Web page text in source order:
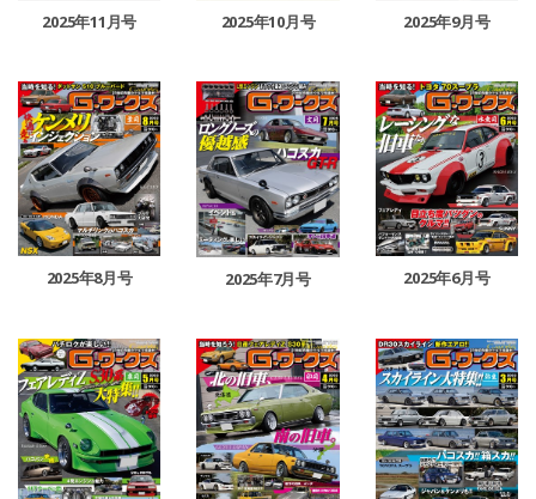
2025年11月号 2025年10月号 2025年9月号
2025年8月号 2025年7月号 2025年6月号